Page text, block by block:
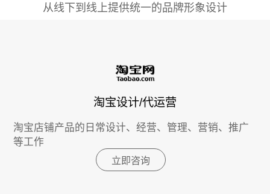
从线下到线上提供统一的品牌形象设计
淘宝设计/代运营
淘宝店铺产品的日常设计、经营、管理、营销、推广
等工作
立即咨询